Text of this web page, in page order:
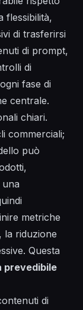
flessibilità,
di trasferirsi
di prompt,
di
fase di
centrale.
chiari.
commerciali;
può
metriche
la riduzione
Questa
prevedibile
di